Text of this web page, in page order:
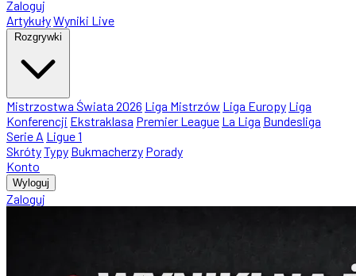
Zaloguj
ArtykułyWyniki Live
Rozgrywki
Mistrzostwa Świata 2026 Liga Mistrzów Liga Europy Liga
Konferencji Ekstraklasa Premier League La Liga Bundesliga
Serie A Ligue 1
SkrótyTypy Bukmacherzy Porady
Konto
Wyloguj
Zaloguj